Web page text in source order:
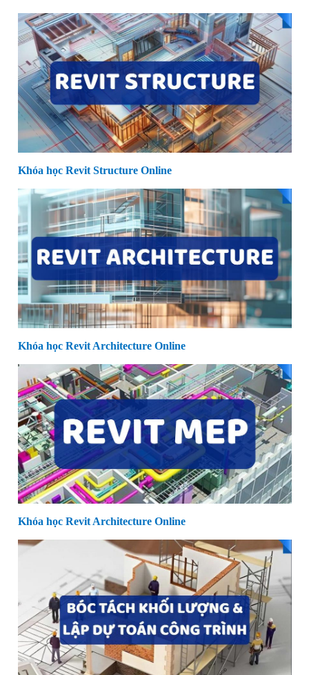
Khóa học Revit Structure Online
Khóa học Revit Architecture Online
Khóa học Revit Architecture Online